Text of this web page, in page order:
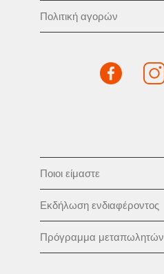
Πολιτική αγορών
Ποιοι είμαστε
Εκδήλωση ενδιαφέροντος
Πρόγραμμα μεταπωλητών